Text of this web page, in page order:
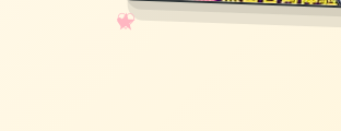
✧
♡
★
♥